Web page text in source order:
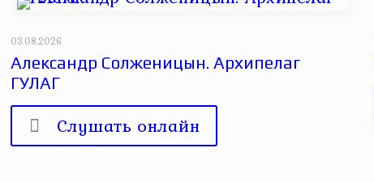
03.08.2026
Александр Солженицын. Архипелаг
ГУЛАГ
Слушать онлайн